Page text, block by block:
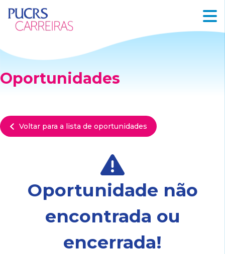
Oportunidades
Voltar para a lista de oportunidades
Oportunidade não
encontrada ou
encerrada!